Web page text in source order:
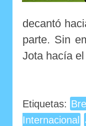
decantó
parte. Sin
Jota hacía
Etiquetas:
Internacional